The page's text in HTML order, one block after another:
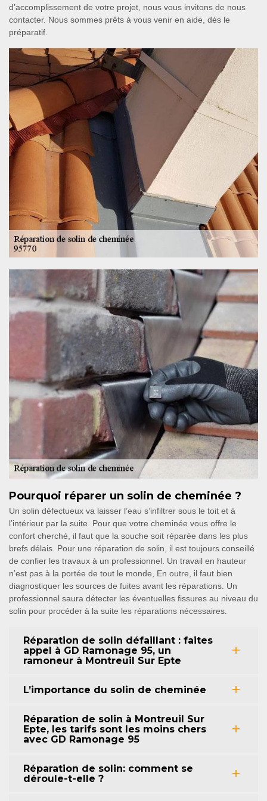
d’accomplissement de votre projet, nous vous invitons de nous
contacter. Nous sommes prêts à vous venir en aide, dès le
préparatif.
Pourquoi réparer un solin de cheminée ?
Un solin défectueux va laisser l’eau s’infiltrer sous le toit et à
l’intérieur par la suite. Pour que votre cheminée vous offre le
confort cherché, il faut que la souche soit réparée dans les plus
brefs délais. Pour une réparation de solin, il est toujours conseillé
de confier les travaux à un professionnel. Un travail en hauteur
n’est pas à la portée de tout le monde, En outre, il faut bien
diagnostiquer les sources de fuites avant les réparations. Un
professionnel saura détecter les éventuelles fissures au niveau du
solin pour procéder à la suite les réparations nécessaires.
Réparation de solin défaillant : faites
appel à GD Ramonage 95, un
ramoneur à Montreuil Sur Epte
L’importance du solin de cheminée
Réparation de solin à Montreuil Sur
Epte, les tarifs sont les moins chers
avec GD Ramonage 95
Réparation de solin: comment se
déroule-t-elle ?